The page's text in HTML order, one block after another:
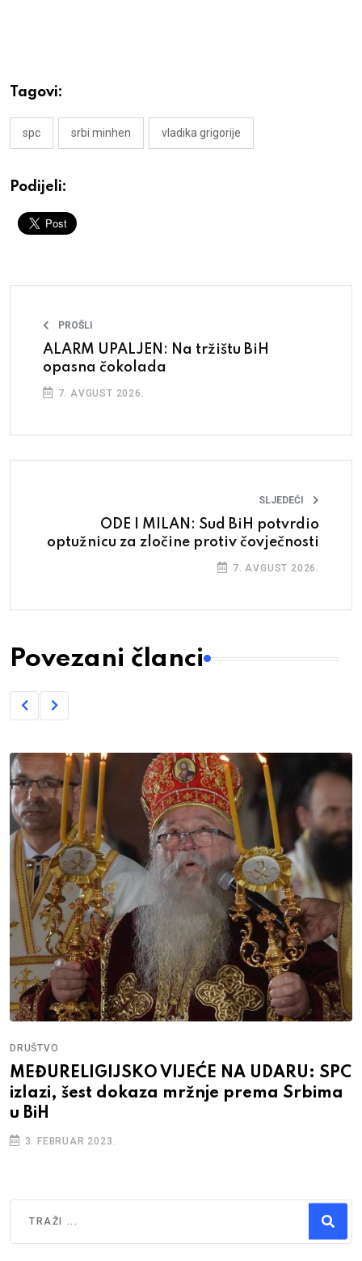
Tagovi:
spc srbi minhen vladika grigorije
Podijeli:
PROŠLI
ALARM UPALJEN: Na tržištu BiH
opasna čokolada
7. AVGUST 2026.
SLJEDEĆI
ODE I MILAN: Sud BiH potvrdio
optužnicu za zločine protiv čovječnosti
7. AVGUST 2026.
Povezani članci
DRUŠTVO
MEĐURELIGIJSKO VIJEĆE NA UDARU: SPC
izlazi, šest dokaza mržnje prema Srbima
u BiH
3. FEBRUAR 2023.
Type 2 or more characters for results.